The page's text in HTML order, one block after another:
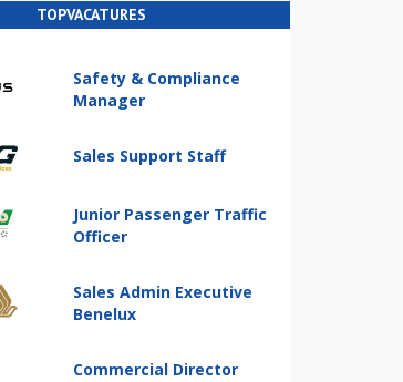
TOPVACATURES
Safety & Compliance
Manager
Sales Support Staff
Junior Passenger Traffic
Officer
Sales Admin Executive
Benelux
Commercial Director